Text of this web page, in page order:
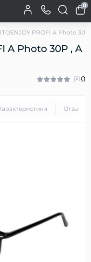
0
PROFI A Photo 30P
A Photo 30P , A
0
Отзывы